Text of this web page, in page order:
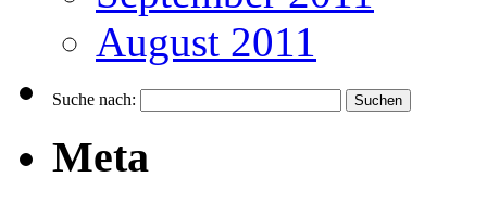
August 2011
Suche nach:
Meta